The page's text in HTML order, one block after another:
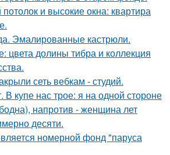
и высокие окна: квартира
Эмалированные кастрюли.
цвета долины тибра и коллекция
сеть вебкам - студий.
В купе нас трое: я на одной стороне
напротив - женщина лет
десяти.
номерной фонд "паруса